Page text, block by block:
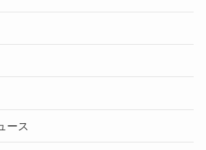
ース